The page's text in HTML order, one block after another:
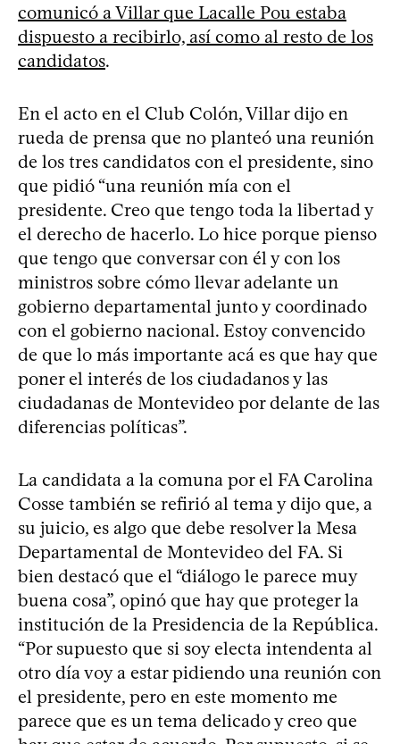
comunicó a Villar que Lacalle Pou estaba
dispuesto a recibirlo, así como al resto de los
candidatos.
En el acto en el Club Colón, Villar dijo en
rueda de prensa que no planteó una reunión
de los tres candidatos con el presidente, sino
que pidió “una reunión mía con el
presidente. Creo que tengo toda la libertad y
el derecho de hacerlo. Lo hice porque pienso
que tengo que conversar con él y con los
ministros sobre cómo llevar adelante un
gobierno departamental junto y coordinado
con el gobierno nacional. Estoy convencido
de que lo más importante acá es que hay que
poner el interés de los ciudadanos y las
ciudadanas de Montevideo por delante de las
diferencias políticas”.
La candidata a la comuna por el FA Carolina
Cosse también se refirió al tema y dijo que, a
su juicio, es algo que debe resolver la Mesa
Departamental de Montevideo del FA. Si
bien destacó que el “diálogo le parece muy
buena cosa”, opinó que hay que proteger la
institución de la Presidencia de la República.
“Por supuesto que si soy electa intendenta al
otro día voy a estar pidiendo una reunión con
el presidente, pero en este momento me
parece que es un tema delicado y creo que